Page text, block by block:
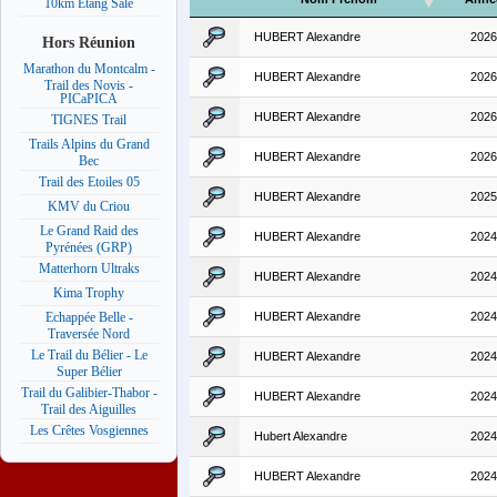
10km Etang Salé
Hors Réunion
Marathon du Montcalm -
Trail des Novis -
PICaPICA
TIGNES Trail
Trails Alpins du Grand
Bec
Trail des Etoiles 05
KMV du Criou
Le Grand Raid des
Pyrénées (GRP)
Matterhorn Ultraks
Kima Trophy
Echappée Belle -
Traversée Nord
Le Trail du Bélier - Le
Super Bélier
Trail du Galibier-Thabor -
Trail des Aiguilles
Les Crêtes Vosgiennes
HUBERT Alexandre 2026
HUBERT Alexandre 2026
HUBERT Alexandre 2026
HUBERT Alexandre 2026
HUBERT Alexandre 2025
HUBERT Alexandre 2024
HUBERT Alexandre 2024
HUBERT Alexandre 2024
HUBERT Alexandre 2024
HUBERT Alexandre 2024
Hubert Alexandre 2024
HUBERT Alexandre 2024